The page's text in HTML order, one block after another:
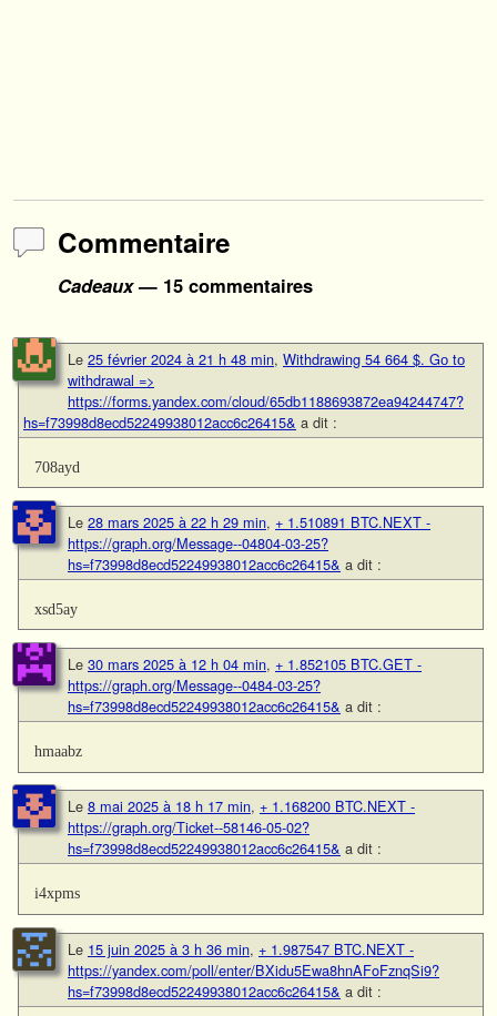
Commentaire
Cadeaux— 15 commentaires
Le 25 février 2024 à 21 h 48 min, Withdrawing 54 664 $. Gо tо
withdrаwаl =>
https://forms.yandex.com/cloud/65db1188693872ea94244747?
hs=f73998d8ecd52249938012acc6c26415& a dit :
708ayd
Le 28 mars 2025 à 22 h 29 min, + 1.510891 BTC.NEXT -
https://graph.org/Message--04804-03-25?
hs=f73998d8ecd52249938012acc6c26415& a dit :
xsd5ay
Le 30 mars 2025 à 12 h 04 min, + 1.852105 BTC.GET -
https://graph.org/Message--0484-03-25?
hs=f73998d8ecd52249938012acc6c26415& a dit :
hmaabz
Le 8 mai 2025 à 18 h 17 min, + 1.168200 BTC.NEXT -
https://graph.org/Ticket--58146-05-02?
hs=f73998d8ecd52249938012acc6c26415& a dit :
i4xpms
Le 15 juin 2025 à 3 h 36 min, + 1.987547 BTC.NEXT -
https://yandex.com/poll/enter/BXidu5Ewa8hnAFoFznqSi9?
hs=f73998d8ecd52249938012acc6c26415& a dit :